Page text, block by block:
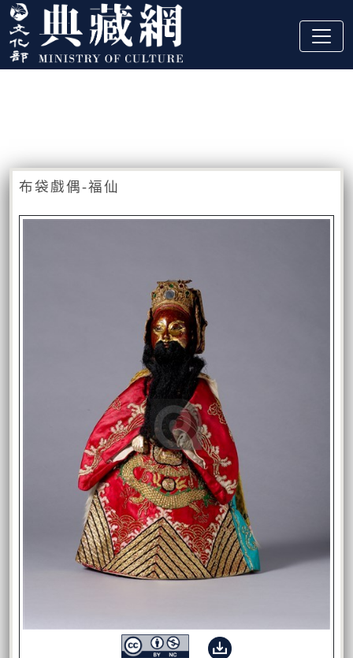
跳到主要內容
:::
布袋戲偶-福仙